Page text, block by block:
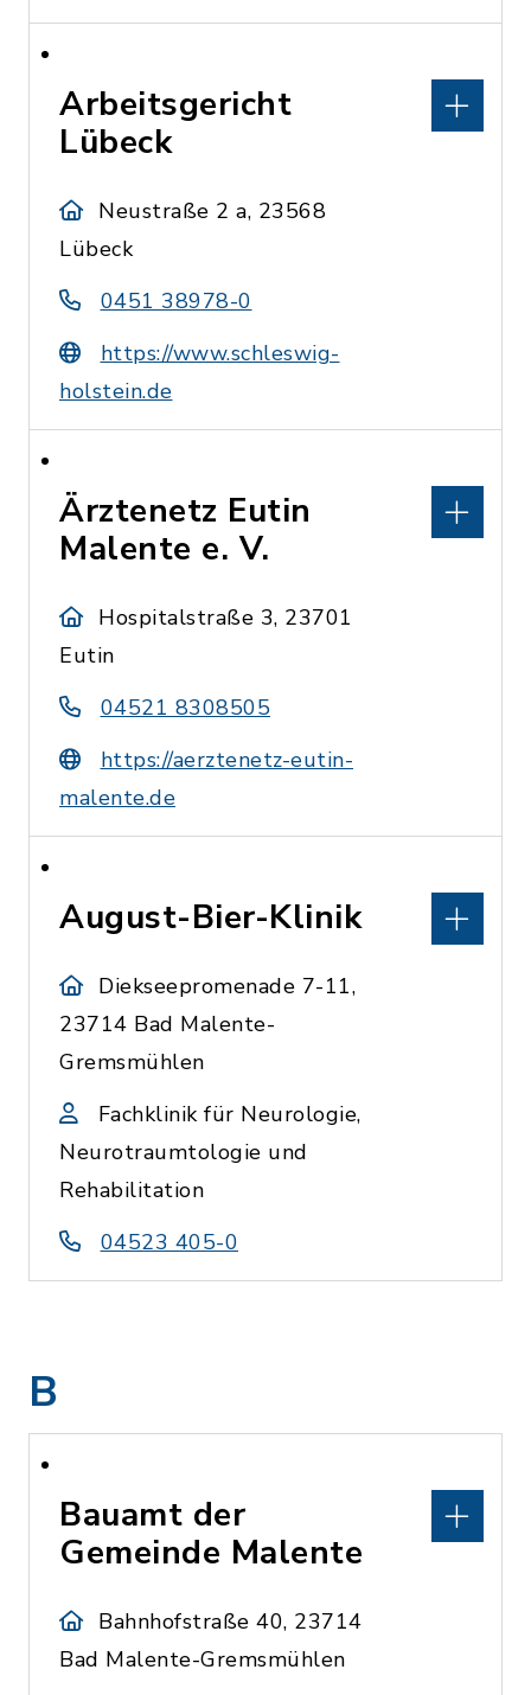
Arbeitsgericht
Lübeck
Neustraße 2 a, 23568
Lübeck
0451 38978-0
https://www.schleswig-
holstein.de
Ärztenetz Eutin
Malente e. V.
Hospitalstraße 3, 23701
Eutin
04521 8308505
https://aerztenetz-eutin-
malente.de
August-Bier-Klinik
Diekseepromenade 7-11,
23714 Bad Malente-
Gremsmühlen
Fachklinik für Neurologie,
Neurotraumtologie und
Rehabilitation
04523 405-0
B
Bauamt der
Gemeinde Malente
Bahnhofstraße 40, 23714
Bad Malente-Gremsmühlen